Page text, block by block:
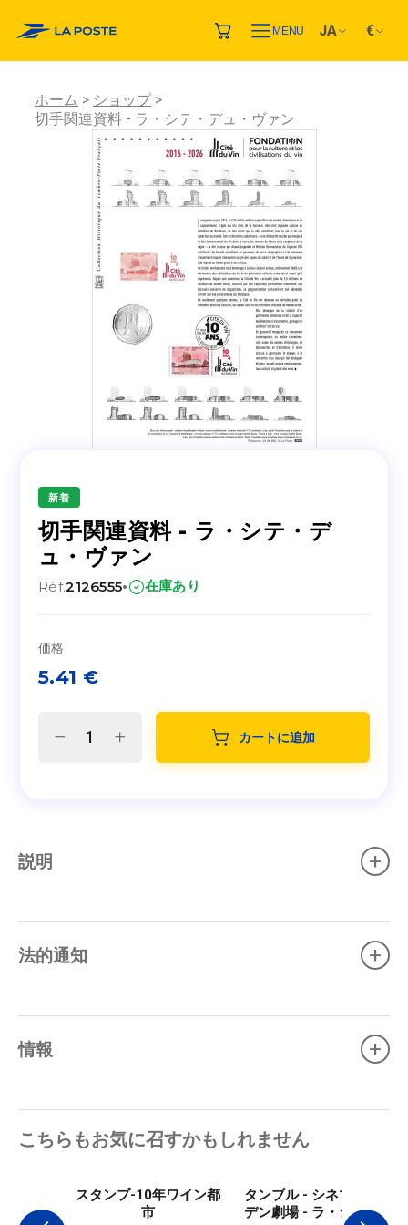
MENU JA €
ホーム
ショップ
切手関連資料 - ラ・シテ・デュ・ヴァン
新着
切手関連資料 - ラ・シテ・デ
ュ・ヴァン
Réf.2126555· 在庫あり
価格
5.41 €
カートに追加
説明 +
法的通知 +
情報 +
こちらもお気に召すかもしれません
スタンプ-10年ワイン都
市
タンブル - シネマ・エ
デン劇場 - ラ・シオタ